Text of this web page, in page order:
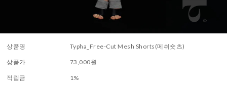
상품명 Typha_Free-Cut Mesh Shorts(메쉬숏츠)
상품가 73,000원
적립금 1%